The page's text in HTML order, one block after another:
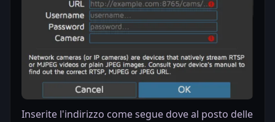
Inserite l'indirizzo come segue dove al posto delle